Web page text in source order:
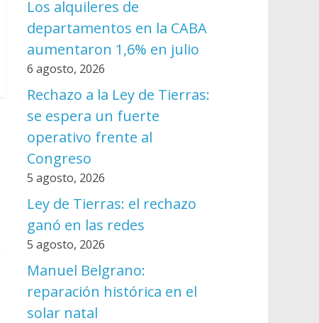
Los alquileres de
departamentos en la CABA
aumentaron 1,6% en julio
6 agosto, 2026
Rechazo a la Ley de Tierras:
se espera un fuerte
operativo frente al
Congreso
5 agosto, 2026
Ley de Tierras: el rechazo
ganó en las redes
5 agosto, 2026
Manuel Belgrano:
reparación histórica en el
solar natal